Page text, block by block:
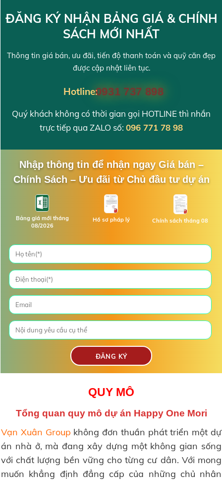
ĐĂNG KÝ NHẬN BẢNG GIÁ & CHÍNH
SÁCH MỚI NHẤT
Thông tin giá bán, ưu đãi, tiến độ thanh toán và quỹ căn đẹp
được cập nhật liên tục.
Hotline:0931 737 898
Quý khách không có thời gian gọi HOTLINE thì nhắn
trực tiếp qua ZALO số: 096 771 78 98
Nhập thông tin để nhận ngay Giá bán –
Chính Sách – Ưu đãi từ Chủ đầu tư dự án
Bảng giá mới tháng
08/2026
Hồ sơ pháp lý Chính sách tháng 08
QUY MÔ
Tổng quan quy mô dự án Happy One Mori
Vạn Xuân Group không đơn thuần phát triển một dự
án nhà ở, mà đang xây dựng một không gian sống
với chất lượng bền vững cho từng cư dân. Với mong
muốn khẳng định đẳng cấp của những chủ nhân